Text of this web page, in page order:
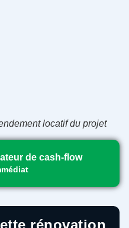
locatif du projet
de cash-flow
rénovation